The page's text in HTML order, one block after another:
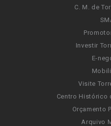
C. M. de
Investir
E-
Visite
Centro Histórico
Orçamento
Arquivo